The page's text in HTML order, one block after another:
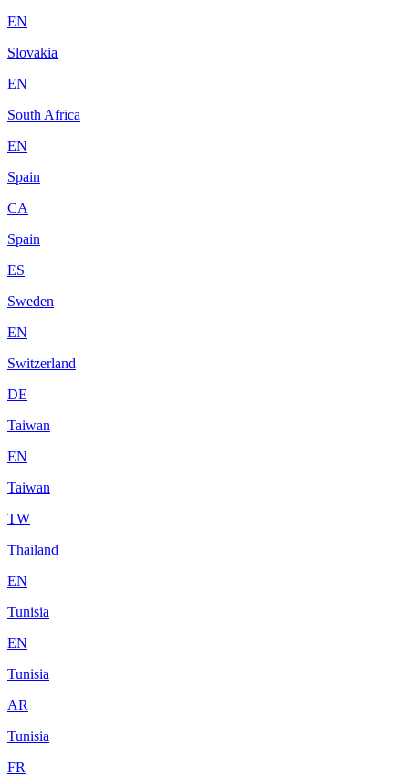
EN
Slovakia
EN
South Africa
EN
Spain
CA
Spain
ES
Sweden
EN
Switzerland
DE
Taiwan
EN
Taiwan
TW
Thailand
EN
Tunisia
EN
Tunisia
AR
Tunisia
FR